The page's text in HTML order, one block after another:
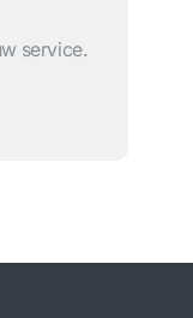
service.